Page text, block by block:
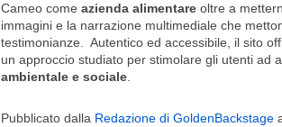
Cameo come azienda alimentare oltre a
immagini e la narrazione multimediale che
testimonianze. Autentico ed accessibile, il sito
un approccio studiato per stimolare gli utenti ad
ambientale e sociale.
Pubblicato dalla Redazione di GoldenBackstage